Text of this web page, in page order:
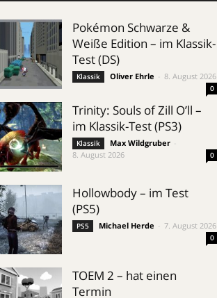
Pokémon Schwarze &
Weiße Edition – im Klassik-
Test (DS)
Klassik Oliver Ehrle 8. August 2026
0
Trinity: Souls of Zill O’ll –
im Klassik-Test (PS3)
Klassik Max Wildgruber
8. August 2026
0
Hollowbody – im Test
(PS5)
PS5 Michael Herde 7. August 2026
0
TOEM 2 – hat einen
Termin